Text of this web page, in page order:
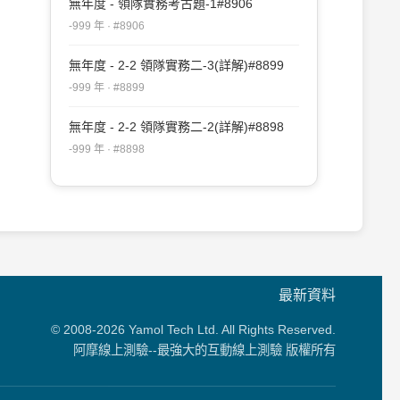
無年度 - 領隊實務考古題-1#8906
-999 年 · #8906
無年度 - 2-2 領隊實務二-3(詳解)#8899
-999 年 · #8899
無年度 - 2-2 領隊實務二-2(詳解)#8898
-999 年 · #8898
最新資料
© 2008-2026 Yamol Tech Ltd. All Rights Reserved.
阿摩線上測驗--最強大的互動線上測驗 版權所有